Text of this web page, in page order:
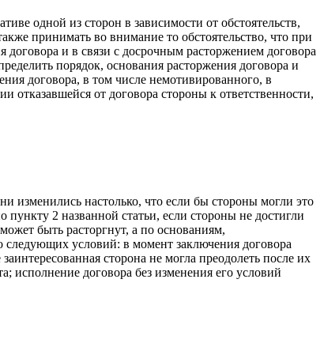
одной из сторон в зависимости от обстоятельств,
принимать во внимание то обстоятельство, что при
договора и в связи с досрочным расторжением договора
порядок, основания расторжения договора и
договора, в том числе немотивированного, в
от договора стороны к ответственности,
изменились настолько, что если бы стороны могли это
2 названной статьи, если стороны не достигли
быть расторгнут, а по основаниям,
условий: в момент заключения договора
сторона не могла преодолеть после их
исполнение договора без изменения его условий